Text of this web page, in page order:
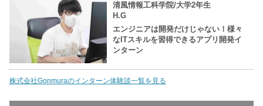
清風情報工科学院/大学2年生
H.G
エンジニアは開発だけじゃない！様々
なITスキルを習得できるアプリ開発イ
ンターン
株式会社Gonmuraのインターン体験談一覧を見る